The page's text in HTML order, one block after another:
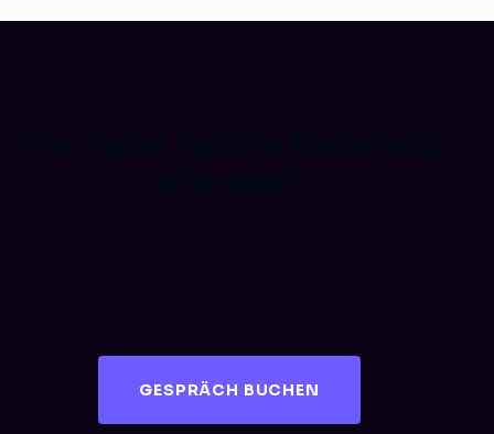
GESPRÄCH BUCHEN